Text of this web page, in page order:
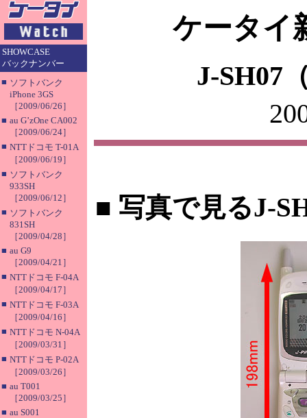
SHOWCASE
バックナンバー
■ ソフトバンク
iPhone 3GS
［2009/06/26］
■ au G’zOne CA002
［2009/06/24］
■ NTTドコモ T-01A
［2009/06/19］
■ ソフトバンク
933SH
［2009/06/12］
■ ソフトバンク
831SH
［2009/04/28］
■ au G9
［2009/04/21］
■ NTTドコモ F-04A
［2009/04/17］
■ NTTドコモ F-03A
［2009/04/16］
■ NTTドコモ N-04A
［2009/03/31］
■ NTTドコモ P-02A
［2009/03/26］
■ au T001
［2009/03/25］
■ au S001
ケータイ
J-SH07
■ 写真で見るJ-